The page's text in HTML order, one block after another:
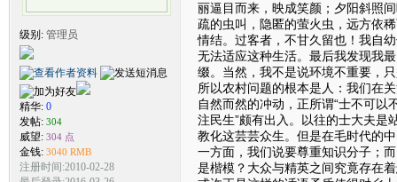
级别: 管理员
精华: 0
发帖: 304
威望: 304 点
金钱: 3040 RMB
注册时间:2010-02-28
丽逼目而来，映成笑颜；夕阳斜照
疏的虫叫，隐匿的萤火虫，远方依
情结。过客者，不甘久留也！我自
无法适应这种生活。最后我发现我
缀。当然，我不是说环境不重要，
所以农村问题的根本是人：我们在
自然而然的冲动，正所谓“士不可以
注民生”颇有出入。以往的士大夫是
教化这芸芸众生。但是在毛时代的
一方面，我们说要尊重知识分子；
是楷模？大众与精英之间究竟存在